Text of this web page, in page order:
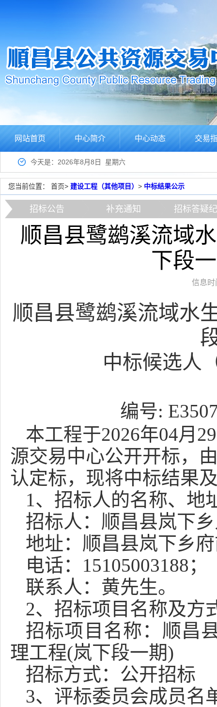
网站首页 中心简介 中心动态 交易
今天是：2026年8月8日 星期六
您当前位置： 首页> 建设工程（其他项目） > 中标结果公示
招标公告 补充通知 招标答疑
顺昌县鹭鹚溪流域
下段
信息时
顺昌县鹭鹚溪流域水
中标候选人
编号:
本工程于2026年04月 29
源交易中心公开开标，
认定标， 现将中标结果
1、招标人的名称、地
招标人： 顺昌县岚下
地址： 顺昌县岚下乡
电话： 15105003188；
联系人： 黄先生。
2、招标项目名称及方
招标项目名称： 顺昌
理工程(岚下段一期)
招标方式：公开招标
3、评标委员会成员名